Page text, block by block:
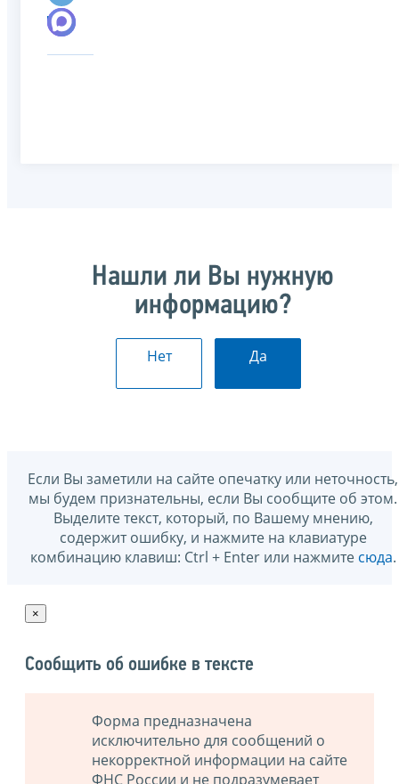
Нашли ли Вы нужную
информацию?
Нет Да
Если Вы заметили на сайте опечатку или неточность,
мы будем признательны, если Вы сообщите об этом.
Выделите текст, который, по Вашему мнению,
содержит ошибку, и нажмите на клавиатуре
комбинацию клавиш: Ctrl + Enter или нажмите сюда.
×
Сообщить об ошибке в тексте
Форма предназначена
исключительно для сообщений о
некорректной информации на сайте
ФНС России и не подразумевает